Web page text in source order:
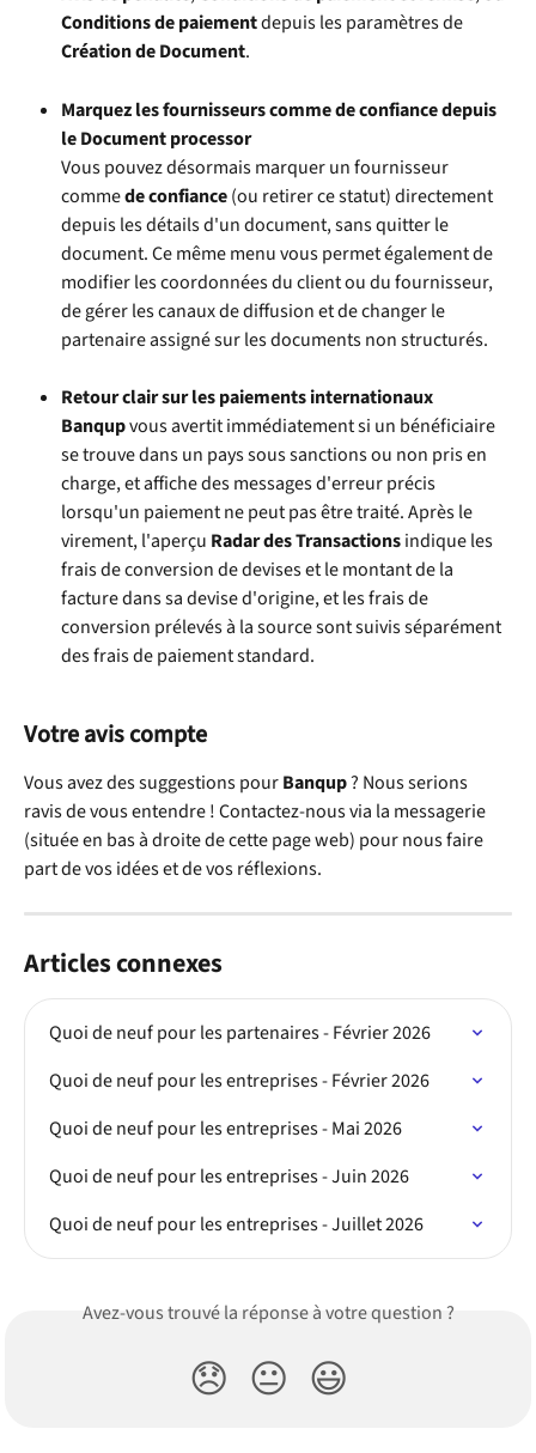
Conditions de paiement depuis les paramètres de
Création de Document.
Marquez les fournisseurs comme de confiance depuis
le Document processor
Vous pouvez désormais marquer un fournisseur
comme de confiance (ou retirer ce statut) directement
depuis les détails d'un document, sans quitter le
document. Ce même menu vous permet également de
modifier les coordonnées du client ou du fournisseur,
de gérer les canaux de diffusion et de changer le
partenaire assigné sur les documents non structurés.
Retour clair sur les paiements internationaux
Banqup vous avertit immédiatement si un bénéficiaire
se trouve dans un pays sous sanctions ou non pris en
charge, et affiche des messages d'erreur précis
lorsqu'un paiement ne peut pas être traité. Après le
virement, l'aperçu Radar des Transactions indique les
frais de conversion de devises et le montant de la
facture dans sa devise d'origine, et les frais de
conversion prélevés à la source sont suivis séparément
des frais de paiement standard.
Votre avis compte
Vous avez des suggestions pour Banqup ? Nous serions
ravis de vous entendre ! Contactez-nous via la messagerie
(située en bas à droite de cette page web) pour nous faire
part de vos idées et de vos réflexions.
Articles connexes
Quoi de neuf pour les partenaires - Février 2026
Quoi de neuf pour les entreprises - Février 2026
Quoi de neuf pour les entreprises - Mai 2026
Quoi de neuf pour les entreprises - Juin 2026
Quoi de neuf pour les entreprises - Juillet 2026
Avez-vous trouvé la réponse à votre question ?
😞 😐 😃